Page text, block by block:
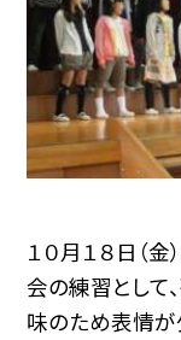
１０月１８日（
会の練習として
味のため表情が